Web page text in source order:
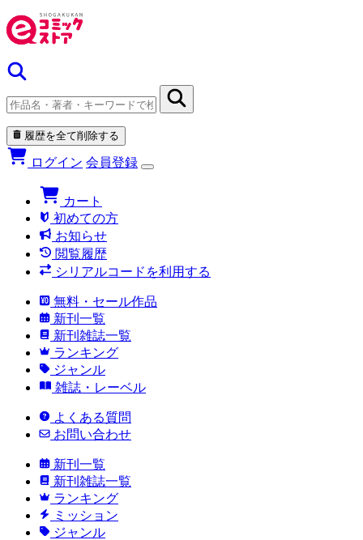
履歴を全て削除する
ログイン 会員登録
カート
初めての方
お知らせ
閲覧履歴
シリアルコードを利用する
無料・セール作品
新刊一覧
新刊雑誌一覧
ランキング
ジャンル
雑誌・レーベル
よくある質問
お問い合わせ
新刊一覧
新刊雑誌一覧
ランキング
ミッション
ジャンル